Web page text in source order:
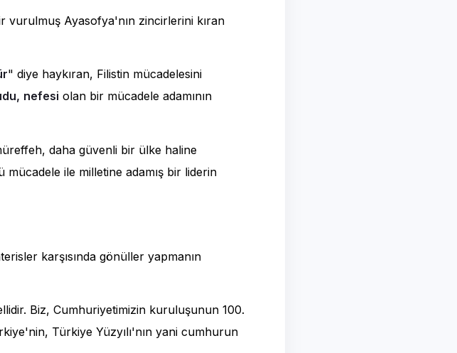
vurulmuş Ayasofya'nın zincirlerini kıran
" diye haykıran, Filistin mücadelesini
nefesi olan bir mücadele adamının
daha güvenli bir ülke haline
ile milletine adamış bir liderin
karşısında gönüller yapmanın
Biz, Cumhuriyetimizin kuruluşunun 100.
Türkiye Yüzyılı'nın yani cumhurun